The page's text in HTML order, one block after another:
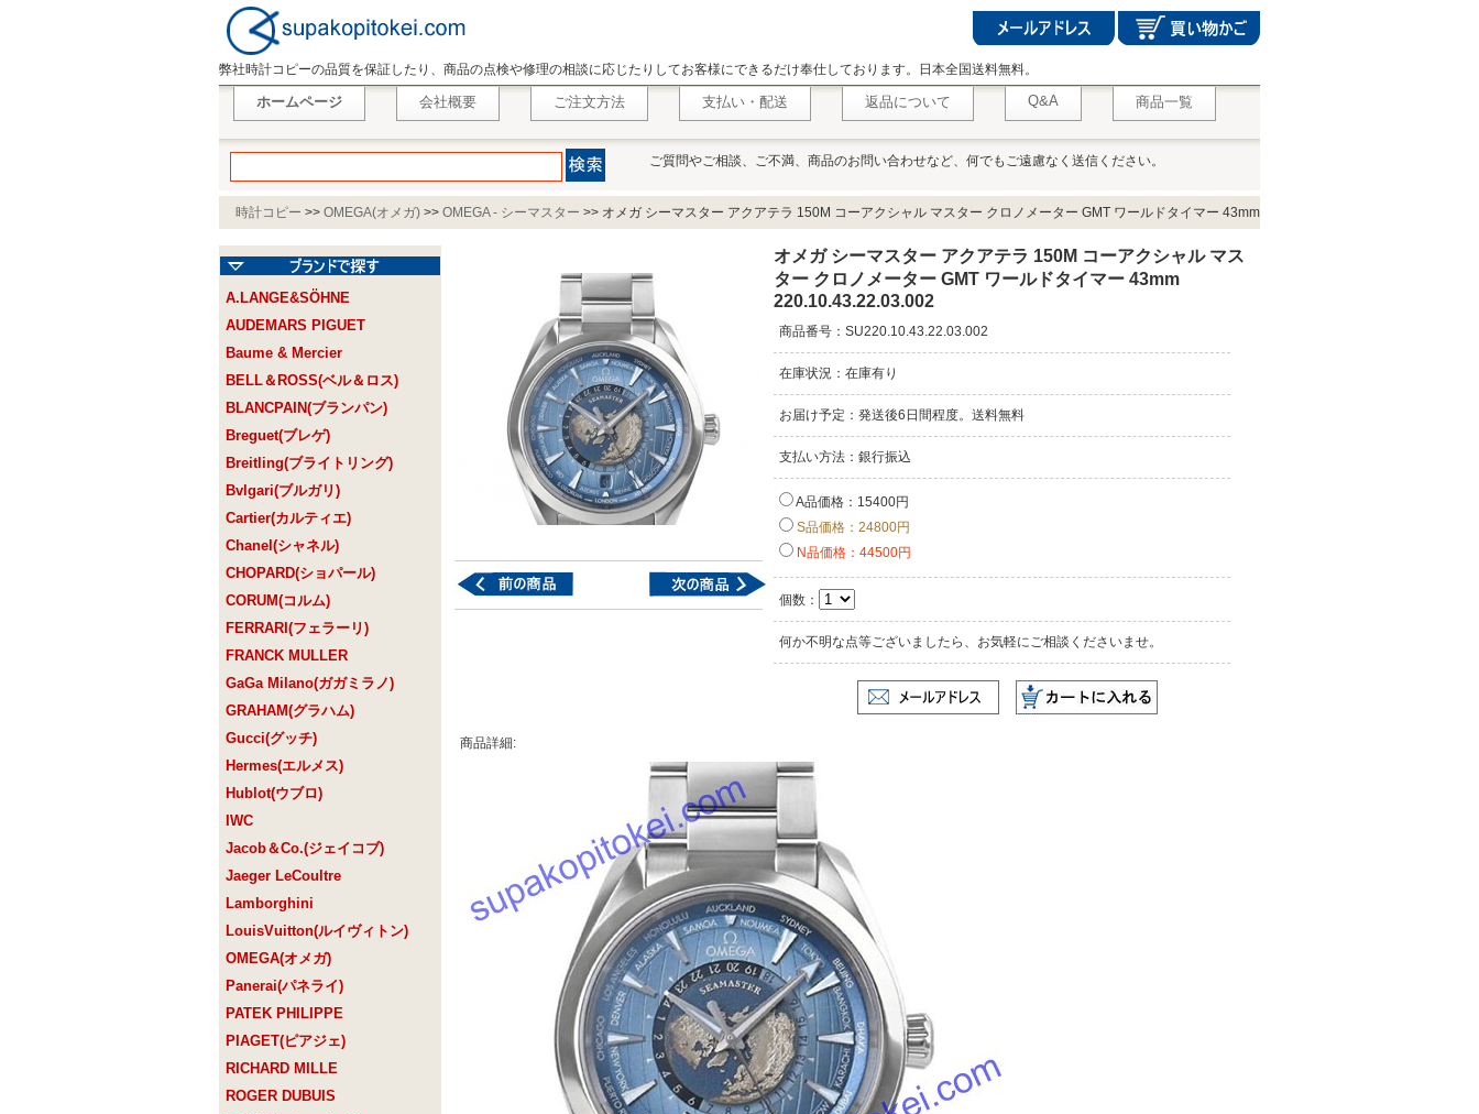
弊社時計コピーの品質を保証したり、商品の点検や修理の相談に応じたりしてお客様にできるだけ奉仕しております。日本全国送料無料。
ホームページ 会社概要 ご注文方法 支払い・配送 返品について Q&A 商品一覧
ご質問やご相談、ご不満、商品のお問い合わせなど、何でもご遠慮なく送信ください。
時計コピー >> OMEGA(オメガ) >> OMEGA - シーマスター >> オメガ シーマスター アクアテラ 150M コーアクシャル マスター クロノメーター GMT ワールドタイマー 43mm
220.10.43.22.03.002
A.LANGE&SÖHNE
AUDEMARS PIGUET
Baume & Mercier
BELL＆ROSS(ベル＆ロス)
BLANCPAIN(ブランパン)
Breguet(ブレゲ)
Breitling(ブライトリング)
Bvlgari(ブルガリ)
Cartier(カルティエ)
Chanel(シャネル)
CHOPARD(ショパール)
CORUM(コルム)
FERRARI(フェラーリ)
FRANCK MULLER
GaGa Milano(ガガミラノ)
GRAHAM(グラハム)
Gucci(グッチ)
Hermes(エルメス)
Hublot(ウブロ)
IWC
Jacob＆Co.(ジェイコブ)
Jaeger LeCoultre
Lamborghini
LouisVuitton(ルイヴィトン)
OMEGA(オメガ)
Panerai(パネライ)
PATEK PHILIPPE
PIAGET(ピアジェ)
RICHARD MILLE
ROGER DUBUIS
オメガ シーマスター アクアテラ 150M コーアクシャル マス
ター クロノメーター GMT ワールドタイマー 43mm
220.10.43.22.03.002
商品番号：SU220.10.43.22.03.002
在庫状況：在庫有り
お届け予定：発送後6日間程度。送料無料
支払い方法：銀行振込
A品価格：15400円
S品価格：24800円
N品価格：44500円
個数：
何か不明な点等ございましたら、お気軽にご相談くださいませ。
商品詳細: